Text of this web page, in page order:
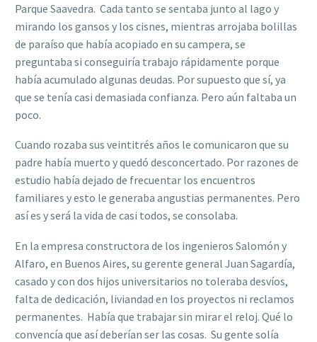
Parque Saavedra. Cada tanto se sentaba junto al lago y
mirando los gansos y los cisnes, mientras arrojaba bolillas
de paraíso que había acopiado en su campera, se
preguntaba si conseguiría trabajo rápidamente porque
había acumulado algunas deudas. Por supuesto que sí, ya
que se tenía casi demasiada confianza. Pero aún faltaba un
poco.
Cuando rozaba sus veintitrés años le comunicaron que su
padre había muerto y quedó desconcertado. Por razones de
estudio había dejado de frecuentar los encuentros
familiares y esto le generaba angustias permanentes. Pero
así es y será la vida de casi todos, se consolaba.
En la empresa constructora de los ingenieros Salomón y
Alfaro, en Buenos Aires, su gerente general Juan Sagardía,
casado y con dos hijos universitarios no toleraba desvíos,
falta de dedicación, liviandad en los proyectos ni reclamos
permanentes. Había que trabajar sin mirar el reloj. Qué lo
convencía que así deberían ser las cosas. Su gente solía